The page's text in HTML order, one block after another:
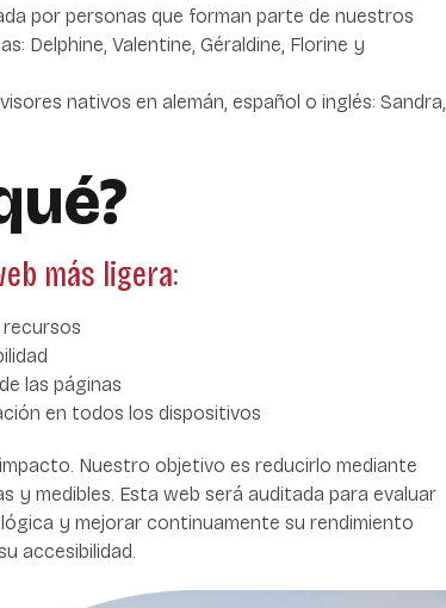
por personas que forman parte de nuestros
Delphine, Valentine, Géraldine, Florine y
nativos en alemán, español o inglés: Sandra,
más ligera:
recursos
las páginas
en todos los dispositivos
Nuestro objetivo es reducirlo mediante
y medibles. Esta web será auditada para evaluar
y mejorar continuamente su rendimiento
accesibilidad.